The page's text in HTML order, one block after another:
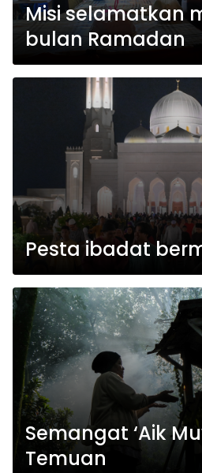
Misi selamatkan
bulan Ramadan
Pesta ibadat
Semangat ‘Aik
Temuan